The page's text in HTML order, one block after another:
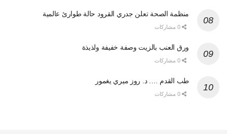
منظمة الصحة تعلن جدري القرود حالة طوارئ عالمية
ورق العنب بالزيت وصفة خفيفة ولذيذة
طب القدم …. د. روز ميري يغمور